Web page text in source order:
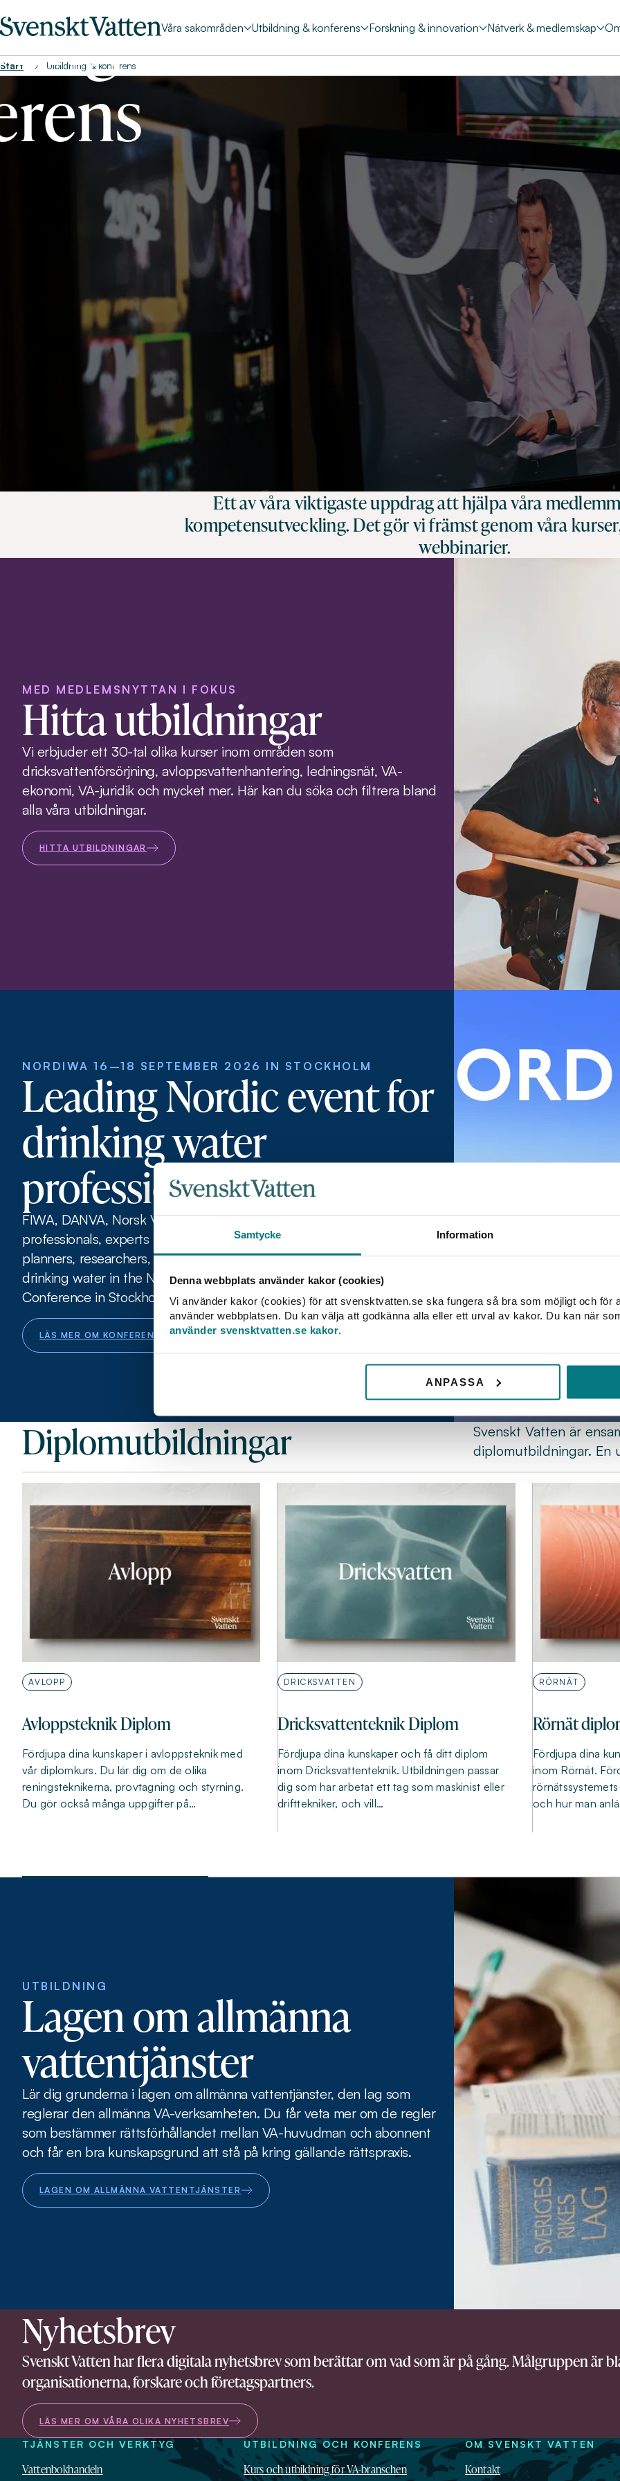
Samtycke Information
Denna webbplats använder kakor (cookies)
Vi använder kakor (cookies) för att svensktvatten.se ska fungera så bra som möjligt och för
använder webbplatsen. Du kan välja att godkänna alla eller ett urval av kakor. Du kan när
använder svensktvatten.se kakor.
ANPASSA
Våra sakområden Utbildning & konferens Forskning & innovation Nätverk & medlemskap
Start Utbildning & konferens &
Ett av våra viktigaste uppdrag att hjälpa våra
kompetensutveckling. Det gör vi främst genom våra
webbinarier.
MED MEDLEMSNYTTAN I FOKUS
Hitta utbildningar
Vi erbjuder ett 30-tal olika kurser inom områden som
dricksvattenförsörjning, avloppsvattenhantering, ledningsnät, VA-
ekonomi, VA-juridik och mycket mer. Här kan du söka och filtrera bland
alla våra utbildningar.
HITTA UTBILDNINGAR
NORDIWA 16–18 SEPTEMBER 2026 IN STOCKHOLM
Leading Nordic event for
drinking water
professionals
FIWA, DANVA, Norsk Vann, Samorka and Svenskt Vatten welcome water
professionals, experts and practitioners, managers and operators, city
planners, researchers, engineers, advisors and others with an interest in
drinking water in the Nordic region to the NORDIWA Drinking Water
Conference in Stockholm 16–18 September 2026.
LÄS MER OM KONFERENSEN
Diplomutbildningar
Svenskt Vatten är
diplomutbildningar. En
AVLOPP
Avloppsteknik Diplom
Fördjupa dina kunskaper i avloppsteknik med
vår diplomkurs. Du lär dig om de olika
reningsteknikerna, provtagning och styrning.
Du gör också många uppgifter på…
DRICKSVATTEN
Dricksvattenteknik Diplom
Fördjupa dina kunskaper och få ditt diplom
inom Dricksvattenteknik. Utbildningen passar
dig som har arbetat ett tag som maskinist eller
drifttekniker, och vill…
RÖRNÄT
Rörnät
Fördjupa dina
inom Rörnät.
och hur man
UTBILDNING
Lagen om allmänna
vattentjänster
Lär dig grunderna i lagen om allmänna vattentjänster, den lag som
reglerar den allmänna VA-verksamheten. Du får veta mer om de regler
som bestämmer rättsförhållandet mellan VA-huvudman och abonnent
och får en bra kunskapsgrund att stå på kring gällande rättspraxis.
LAGEN OM ALLMÄNNA VATTENTJÄNSTER
Nyhetsbrev
Svenskt Vatten har flera digitala nyhetsbrev som berättar om vad som är på gång. Målgruppen är
organisationerna, forskare och företagspartners.
LÄS MER OM VÅRA OLIKA NYHETSBREV
TJÄNSTER OCH VERKTYG
Vattenbokhandeln
UTBILDNING OCH KONFERENS
Kurs och utbildning för VA-branschen
OM SVENSKT VATTEN
Kontakt